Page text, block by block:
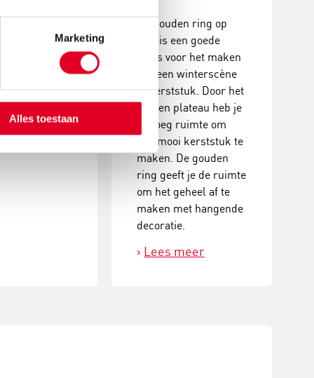
Marketing
Alles toestaan
Een
met prachtig
meer
De gouden ring op
voet is een goede
basis voor het maken
van een winterscène
of kerststuk. Door het
houten plateau heb je
genoeg ruimte om
een mooi kerststuk te
maken. De gouden
ring geeft je de ruimte
om het geheel af te
maken met hangende
decoratie.
Lees meer